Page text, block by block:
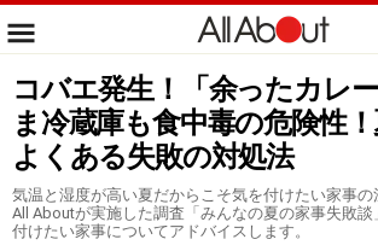
コバエ発生！「余ったカレ
ま冷蔵庫も食中毒の危険性
よくある失敗の対処法
気温と湿度が高い夏だからこそ気を付けたい家事の
All Aboutが実施した調査「みんなの夏の家事失敗
付けたい家事についてアドバイスします。